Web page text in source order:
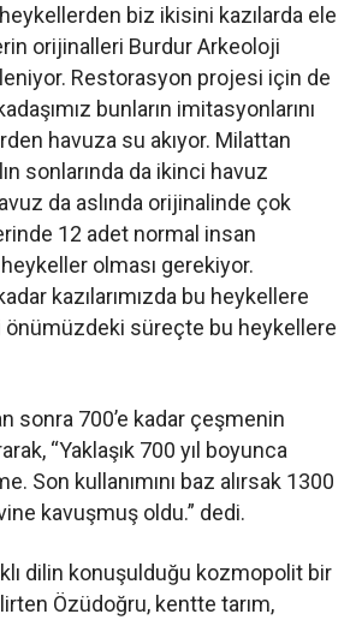
biz ikisini kazılarda ele
orijinalleri Burdur Arkeoloji
Restorasyon projesi için de
bunların imitasyonlarını
havuza su akıyor. Milattan
sonlarında da ikinci havuz
da aslında orijinalinde çok
12 adet normal insan
olması gerekiyor.
kazılarımızda bu heykellere
önümüzdeki süreçte bu heykellere
sonra 700’e kadar çeşmenin
“Yaklaşık 700 yıl boyunca
Son kullanımını baz alırsak 1300
kavuşmuş oldu.” dedi.
dilin konuşulduğu kozmopolit bir
Özüdoğru, kentte tarım,